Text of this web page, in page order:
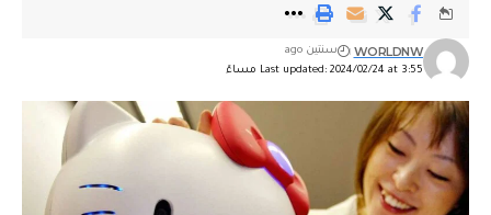
Last updated: 2024/02/24 at 3:55 مساءً
WORLDNW سنتين ago